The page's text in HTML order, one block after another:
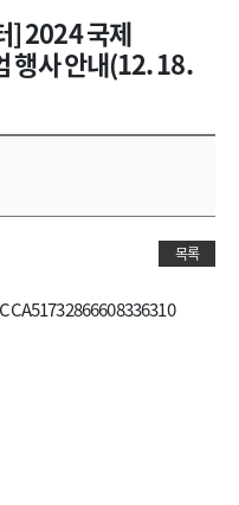
] 2024 국제
행사 안내(12. 18.
목록